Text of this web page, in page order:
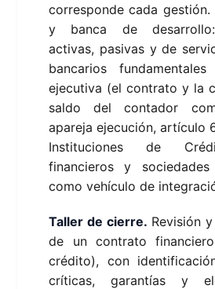
corresponde cada gestión.
y banca de desarrollo:
activas, pasivas y de
bancarios
ejecutiva (el contrato y la
saldo del contador
apareja ejecución, artículo
Instituciones de
financieros y sociedades
como vehículo de
Taller de cierre. Revisión
de un contrato
crédito), con
críticas, garantías y